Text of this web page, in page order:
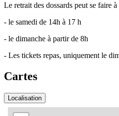
Le retrait des dossards peut se faire à
- le samedi de 14h à 17 h
- le dimanche à partir de 8h
- Les tickets repas, uniquement le
Cartes
Localisation